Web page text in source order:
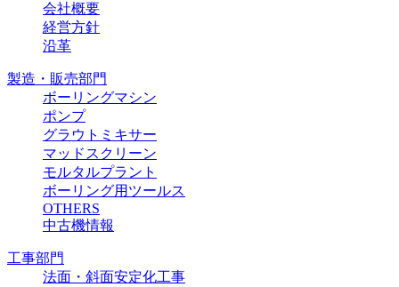
会社概要
経営方針
沿革
製造・販売部門
ボーリングマシン
ポンプ
グラウトミキサー
マッドスクリーン
モルタルプラント
ボーリング用ツールス
OTHERS
中古機情報
工事部門
法面・斜面安定化工事